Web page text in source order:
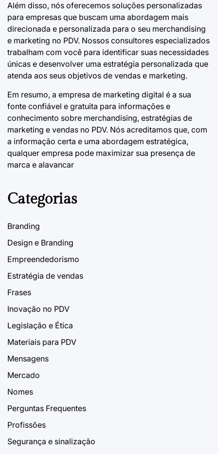
Além disso, nós oferecemos soluções personalizadas
para empresas que buscam uma abordagem mais
direcionada e personalizada para o seu merchandising
e marketing no PDV. Nossos consultores especializados
trabalham com você para identificar suas necessidades
únicas e desenvolver uma estratégia personalizada que
atenda aos seus objetivos de vendas e marketing.
Em resumo, a empresa de marketing digital é a sua
fonte confiável e gratuita para informações e
conhecimento sobre merchandising, estratégias de
marketing e vendas no PDV. Nós acreditamos que, com
a informação certa e uma abordagem estratégica,
qualquer empresa pode maximizar sua presença de
marca e alavancar
Categorias
Branding
Design e Branding
Empreendedorismo
Estratégia de vendas
Frases
Inovação no PDV
Legislação e Ética
Materiais para PDV
Mensagens
Mercado
Nomes
Perguntas Frequentes
Profissões
Segurança e sinalização